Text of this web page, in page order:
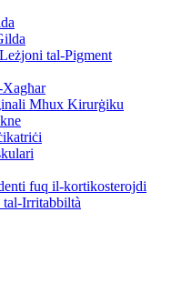
tal-Pigment
Mhux Kirurġiku
fuq il-kortikosterojdi
Irritabbiltà